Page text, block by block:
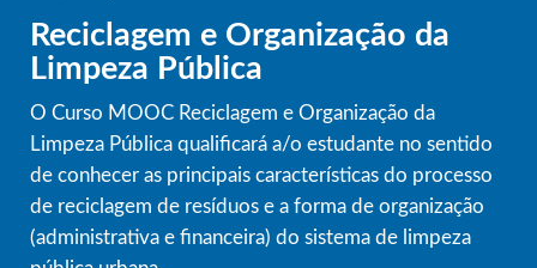
ENTRAR
Reciclagem e Organização da
Limpeza Pública
O Curso MOOC Reciclagem e Organização da
Limpeza Pública qualificará a/o estudante no sentido
de conhecer as principais características do processo
de reciclagem de resíduos e a forma de organização
(administrativa e financeira) do sistema de limpeza